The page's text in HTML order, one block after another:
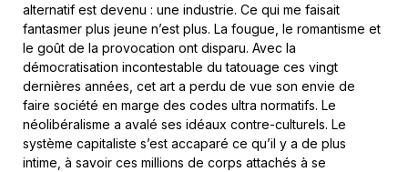
alternatif est devenu : une industrie. Ce qui me faisait
fantasmer plus jeune n’est plus. La fougue, le romantisme et
le goût de la provocation ont disparu. Avec la
démocratisation incontestable du tatouage ces vingt
dernières années, cet art a perdu de vue son envie de
faire société en marge des codes ultra normatifs. Le
néolibéralisme a avalé ses idéaux contre-culturels. Le
système capitaliste s’est accaparé ce qu’il y a de plus
intime, à savoir ces millions de corps attachés à se